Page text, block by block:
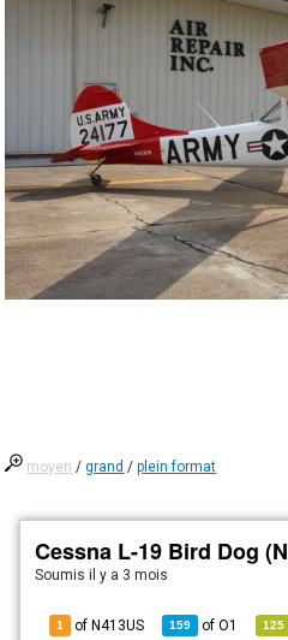
moyen /grand /plein format
Cessna L-19 Bird Dog
Soumisil y a 3 mois
1 of N413US 159 ofO1 125